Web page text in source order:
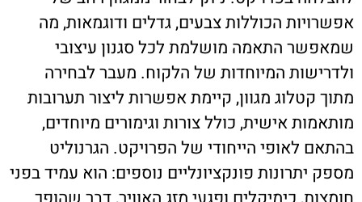
אפשרויות הכוללות צבעים, גדלים ודוגמאות, מה
שמאפשר התאמה מושלמת לכל סגנון עיצובי
ולדרישות המיוחדות של הלקוח. מעבר לבחירה
מתוך קטלוג מגוון, קיימת אפשרות ליצור תערובות
מותאמות אישית, כולל צורות וגימורים מיוחדים,
בהתאם לאופי הייחודי של הפרויקט. הגרנוליט
מספק יתרונות פונקציונליים נוספים: הוא עמיד בפני